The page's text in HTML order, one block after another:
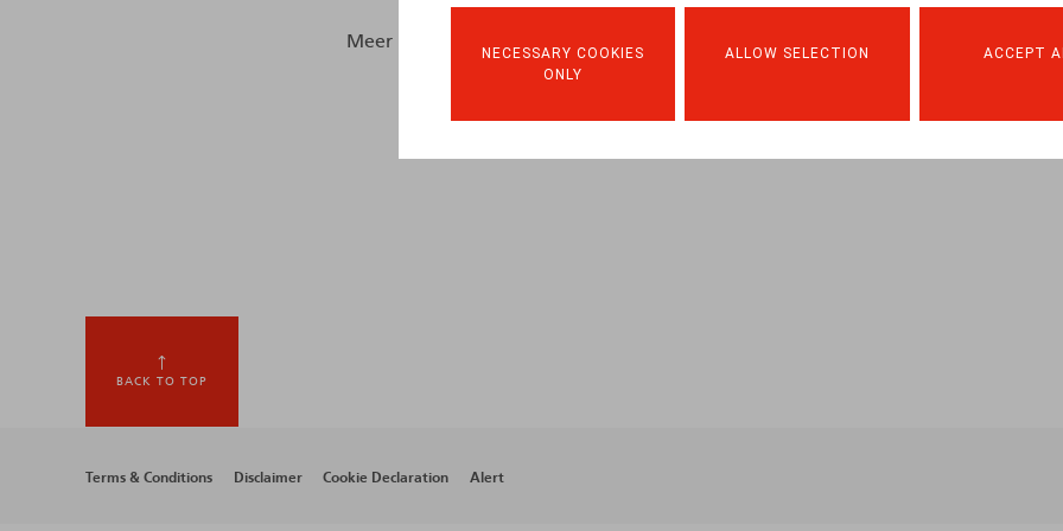
NECESSARY COOKIES
ONLY
ALLOW SELECTION ACCEPT
Meer informatie vindt u via
BACK TO TOP
Footer
Terms & Conditions Disclaimer Cookie Declaration Alert